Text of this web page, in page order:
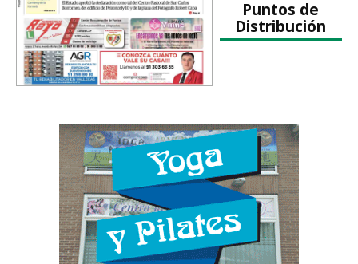
Puntos de
Distribución